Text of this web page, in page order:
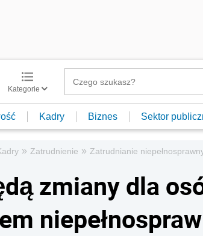
Kategorie
Kadry Biznes Sektor
» Zatrudnienie » Zatrudnianie
zmiany dla